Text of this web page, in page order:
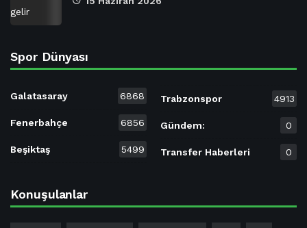
Spor Dünyası
Galatasaray 6868
Fenerbahçe 6856
Beşiktaş 5499
Trabzonspor 4913
Gündem: 0
Transfer Haberleri 0
Konuşulanlar